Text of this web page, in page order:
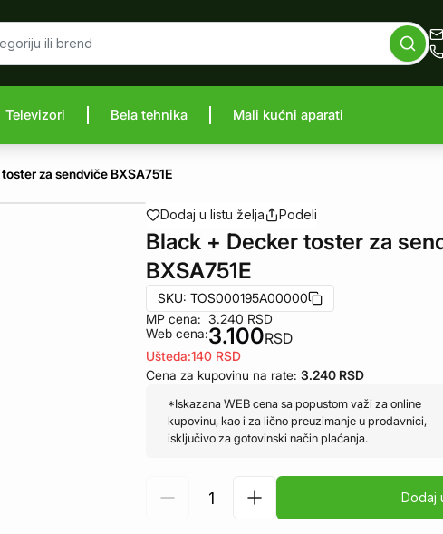
Televizori Bela tehnika Mali kućni aparati
za sendviče BXSA751E
Dodaj u listu želja Podeli
Black + Decker toster za
BXSA751E
SKU: TOS000195A00000
MP cena:
Web cena:
3.240 RSD
3.100RSD
Ušteda:140 RSD
Cena za kupovinu na rate: 3.240 RSD
*Iskazana WEB cena sa popustom važi za online
kupovinu, kao i za lično preuzimanje u prodavnici,
isključivo za gotovinski način plaćanja.
Dodaj